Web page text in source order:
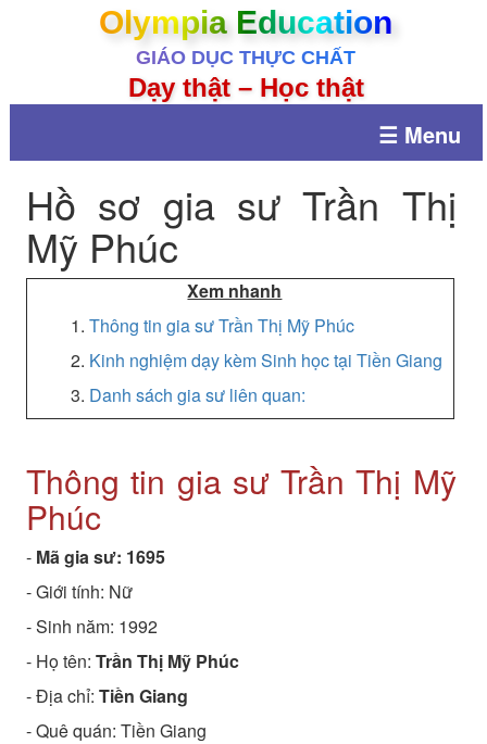
Olympia Education
GIÁO DỤC THỰC CHẤT
Dạy thật – Học thật
☰ Menu
Hồ sơ gia sư Trần Thị
Mỹ Phúc
Xem nhanh
1. Thông tin gia sư Trần Thị Mỹ Phúc
2. Kinh nghiệm dạy kèm Sinh học tại Tiền Giang
3. Danh sách gia sư liên quan:
Thông tin gia sư Trần Thị Mỹ
Phúc
- Mã gia sư: 1695
- Giới tính: Nữ
- Sinh năm: 1992
- Họ tên: Trần Thị Mỹ Phúc
- Địa chỉ: Tiền Giang
- Quê quán: Tiền Giang